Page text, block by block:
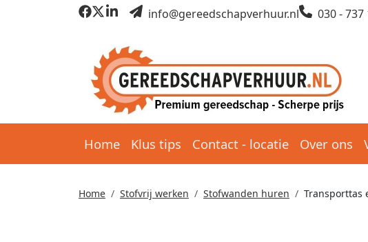
info@gereedschapverhuur.nl 030 - 737
Home Klus tips Contact - locatie Over ons
Home Stofvrij werken Stofwanden huren
Transporttas